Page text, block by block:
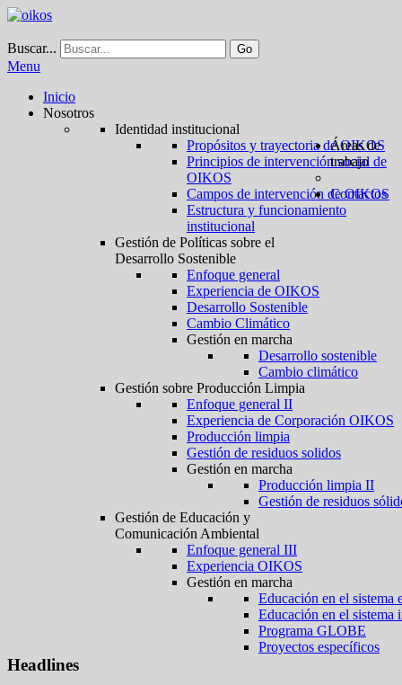
Buscar... Go
Menu
Inicio
Nosotros
Identidad institucional
Propósitos y trayectoria de OIKOS
Principios de intervención social de
OIKOS
Campos de intervención de OIKOS
Estructura y funcionamiento
institucional
Áreas de
trabajo
Gestión de Políticas sobre el
Desarrollo Sostenible
Enfoque general
Experiencia de OIKOS
Desarrollo Sostenible
Cambio Climático
Gestión en marcha
Desarrollo sostenible
Cambio climático
Gestión sobre Producción Limpia
Enfoque general II
Experiencia de Corporación OIKOS
Producción limpia
Gestión de residuos solidos
Gestión en marcha
Producción limpia II
Gestión de residuos
Gestión de Educación y
Comunicación Ambiental
Enfoque general III
Experiencia OIKOS
Gestión en marcha
Educación en el sistema
Educación en el sistema
Programa GLOBE
Proyectos específicos
Contactos
Headlines